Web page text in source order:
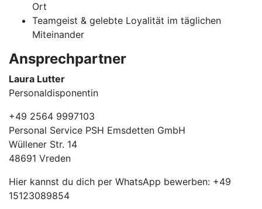
Ort
Teamgeist & gelebte Loyalität im täglichen
Miteinander
Ansprechpartner
Laura Lutter
Personaldisponentin
+49 2564 9997103
Personal Service PSH Emsdetten GmbH
Wüllener Str. 14
48691 Vreden
Hier kannst du dich per WhatsApp bewerben: +49
15123089854